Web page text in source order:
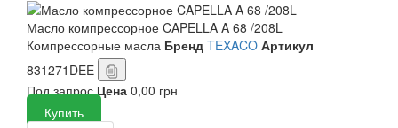
Масло компрессорное CAPELLA A 68 /208L
Компрессорные масла Бренд TEXACO Артикул
831271DEE
Под запросЦена 0,00 грн
Купить